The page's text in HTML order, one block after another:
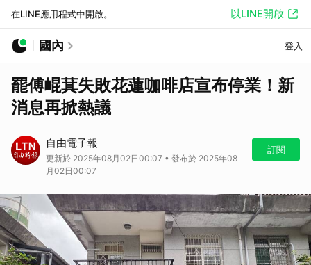
在LINE應用程式中開啟。 以LINE開啟
國內 登入
罷傅崐萁失敗花蓮咖啡店宣布停業！新
消息再掀熱議
自由電子報
更新於 2025年08月02日00:07 • 發布於 2025年08
月02日00:07
訂閱